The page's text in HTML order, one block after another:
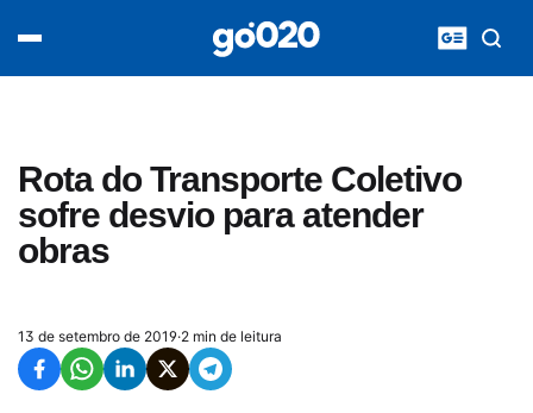
Rota do Transporte Coletivo
sofre desvio para atender
obras
13 de setembro de 2019·2 min de leitura
acontece agora
entretenimento
vídeos
pod020